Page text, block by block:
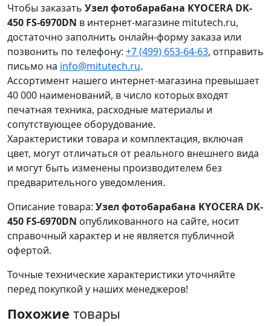
Чтобы заказать Узел фотобарабана KYOCERA DK-
450 FS-6970DN в интернет-магазине mitutech.ru,
достаточно заполнить онлайн-форму заказа или
позвонить по телефону: +7 (499) 653-64-63, отправить
письмо на info@mitutech.ru.
Ассортимент нашего интернет-магазина превышает
40 000 наименований, в число которых входят
печатная техника, расходные материалы и
сопутствующее оборудование.
Характеристики товара и комплектация, включая
цвет, могут отличаться от реального внешнего вида
и могут быть изменены производителем без
предварительного уведомления.
Описание товара: Узел фотобарабана KYOCERA DK-
450 FS-6970DN опубликованного на сайте, носит
справочный характер и не является публичной
офертой.
Точные технические характеристики уточняйте
перед покупкой у наших менеджеров!
Похожие товары